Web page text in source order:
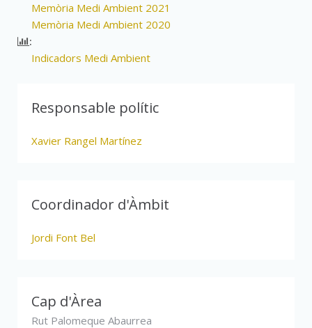
Memòria Medi Ambient 2021
Memòria Medi Ambient 2020
:
Indicadors Medi Ambient
Responsable polític
Xavier Rangel Martínez
Coordinador d'Àmbit
Jordi Font Bel
Cap d'Àrea
Rut Palomeque Abaurrea